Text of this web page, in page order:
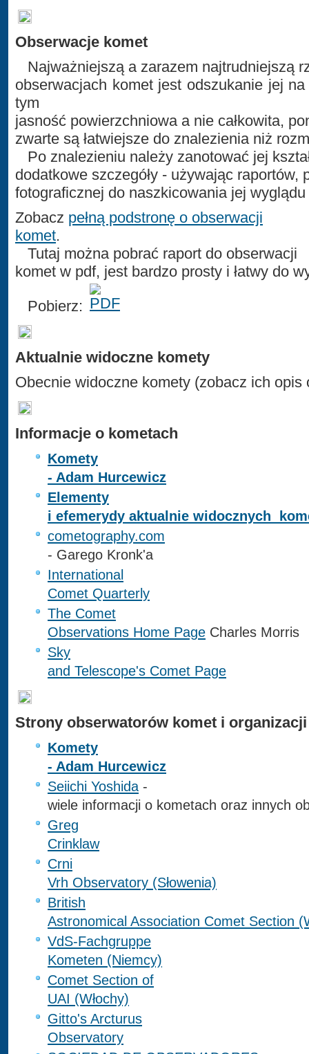
Obserwacje komet
Najważniejszą a zarazem najtrudniejszą
obserwacjach komet jest odszukanie jej
tym
jasność powierzchniowa a nie całkowita,
zwarte są łatwiejsze do znalezienia niż
Po znalezieniu należy zanotować jej
dodatkowe szczegóły - używając raportów,
fotograficznej do naszkicowania jej wyglądu
Zobacz pełną podstronę o obserwacji
komet.
Tutaj można pobrać raport do obserwacji
komet w pdf, jest bardzo prosty i łatwy do
Pobierz:
Aktualnie widoczne komety
Obecnie widoczne komety (zobacz ich opis
Informacje o kometach
Komety
- Adam Hurcewicz
Elementy
i efemerydy aktualnie widocznych
cometography.com
- Garego Kronk'a
International
Comet Quarterly
The Comet
Observations Home Page Charles Morris
Sky
and Telescope's Comet Page
Strony obserwatorów komet i
Komety
- Adam Hurcewicz
Seiichi Yoshida -
wiele informacji o kometach oraz innych
Greg
Crinklaw
Crni
Vrh Observatory (Słowenia)
British
Astronomical Association Comet Section
VdS-Fachgruppe
Kometen (Niemcy)
Comet Section of
UAI (Włochy)
Gitto's Arcturus
Observatory